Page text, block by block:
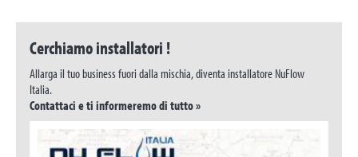
Cerchiamo installatori !
Allarga il tuo business fuori dalla mischia, diventa installatore NuFlow
Italia.
Contattaci e ti informeremo di tutto »